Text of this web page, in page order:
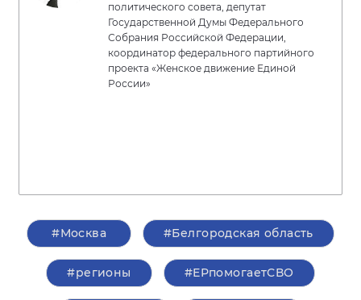
политического совета, депутат
Государственной Думы Федерального
Собрания Российской Федерации,
координатор федерального партийного
проекта «Женское движение Единой
России»
#Москва #Белгородская область
#регионы #ЕРпомогаетСВО